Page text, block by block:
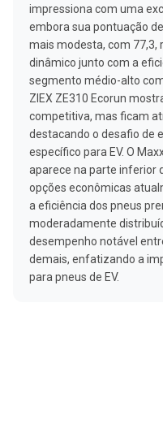
impressiona com uma
embora sua pontuação
mais modesta, com
dinâmico junto com a
segmento médio-alto
ZIEX ZE310 Ecorun
competitiva, mas ficam
destacando o desafio de
específico para EV. O
aparece na parte inferior
opções econômicas
a eficiência dos pneus
moderadamente
desempenho notável
demais, enfatizando a
para pneus de EV.